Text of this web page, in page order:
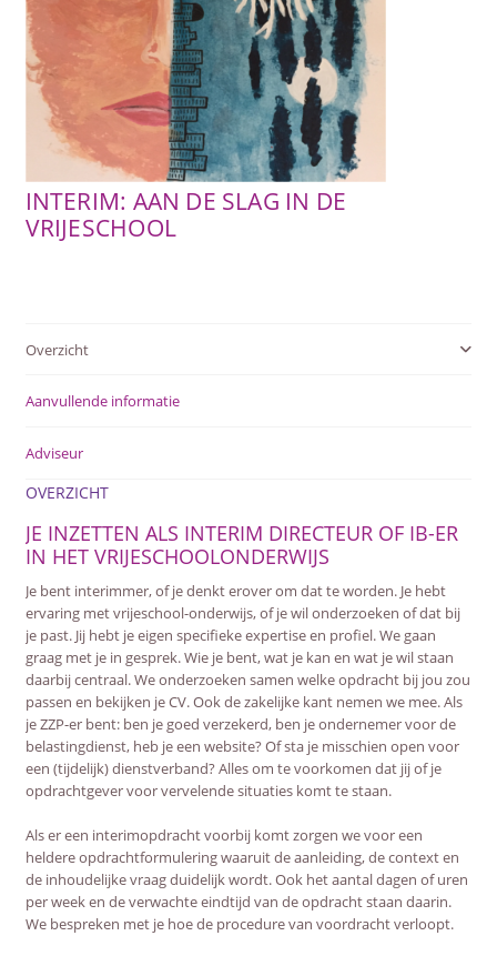
AFSTANDSONDERWIJS
ACTUEEL
WEBWINKEL
OVER ONS
INTERIM: AAN DE SLAG IN DE
VRIJESCHOOL
Overzicht
Aanvullende informatie
Adviseur
OVERZICHT
JE INZETTEN ALS INTERIM DIRECTEUR OF IB-ER
IN HET VRIJESCHOOLONDERWIJS
Je bent interimmer, of je denkt erover om dat te worden. Je hebt
ervaring met vrijeschool-onderwijs, of je wil onderzoeken of dat bij
je past. Jij hebt je eigen specifieke expertise en profiel. We gaan
graag met je in gesprek. Wie je bent, wat je kan en wat je wil staan
daarbij centraal. We onderzoeken samen welke opdracht bij jou zou
passen en bekijken je CV. Ook de zakelijke kant nemen we mee. Als
je ZZP-er bent: ben je goed verzekerd, ben je ondernemer voor de
belastingdienst, heb je een website? Of sta je misschien open voor
een (tijdelijk) dienstverband? Alles om te voorkomen dat jij of je
opdrachtgever voor vervelende situaties komt te staan.
Als er een interimopdracht voorbij komt zorgen we voor een
heldere opdrachtformulering waaruit de aanleiding, de context en
de inhoudelijke vraag duidelijk wordt. Ook het aantal dagen of uren
per week en de verwachte eindtijd van de opdracht staan daarin.
We bespreken met je hoe de procedure van voordracht verloopt.